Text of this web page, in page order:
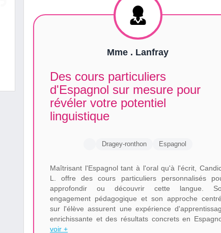
Mme . Lanfray
Des cours particuliers
d'Espagnol sur mesure pour
révéler votre potentiel
linguistique
Dragey-ronthon Espagnol
Maîtrisant l'Espagnol tant à l'oral qu'à l'écrit,
L. offre des cours particuliers personnalisés
approfondir ou découvrir cette langue.
engagement pédagogique et son approche
sur l'élève assurent une expérience
enrichissante et des résultats concrets en
voir +